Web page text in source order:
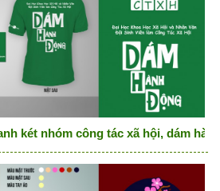
két nhóm công tác xã hội, dám